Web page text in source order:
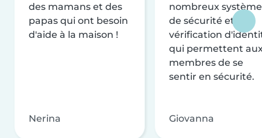
des mamans et des
papas qui ont besoin
d'aide à la maison !
Nerina
nombreux
de sécurité et de
vérification
qui permettent
membres de se
sentir en sécurité.
Giovanna